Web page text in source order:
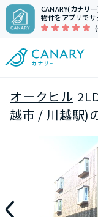
CANARY(カナリ
物件をアプリでサ
オークヒル
越市 / 川越駅)